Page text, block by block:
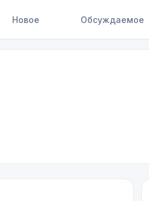
Новое Обсуждаемое